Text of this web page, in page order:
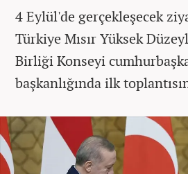
4 Eylül'de gerçekleşecek
Türkiye Mısır Yüksek
Birliği Konseyi
başkanlığında ilk